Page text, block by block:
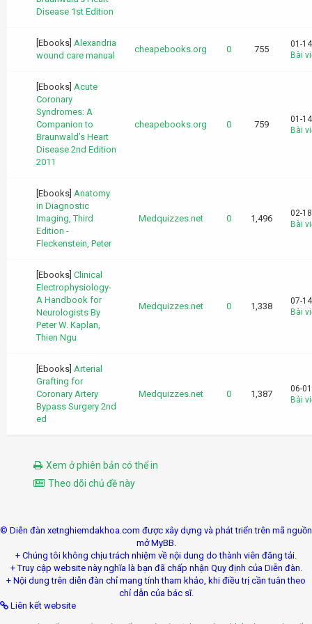
Disease 1st Edition
[Ebooks] Alexandria
wound care manual
cheapebooks.org 0 755
01-
Bài
[Ebooks] Acute
Coronary
Syndromes: A
Companion to
Braunwald’s Heart
Disease 2nd Edition
2011
cheapebooks.org 0 759
01-
Bài
[Ebooks] Anatomy
in Diagnostic
Imaging, Third
Edition -
Fleckenstein, Peter
Medquizzes.net 0 1,496
02-
Bài
[Ebooks] Clinical
Electrophysiology-
A Handbook for
Neurologists By
Peter W. Kaplan,
Thien Ngu
Medquizzes.net 0 1,338
07-
Bài
[Ebooks] Arterial
Grafting for
Coronary Artery
Bypass Surgery 2nd
ed
Medquizzes.net 0 1,387
06-
Bài
Xem ở phiên bản có thể in
Theo dõi chủ đề này
© Diễn đàn xetnghiemdakhoa.com được xây dựng và phát triển trên mã nguồn
mở MyBB.
+ Chúng tôi không chịu trách nhiệm về nội dung do thành viên đăng tải.
+ Truy cập website này nghĩa là bạn đã chấp nhận Quy định của Diễn đàn.
+ Nội dung trên diễn đàn chỉ mang tính tham khảo, khi điều trị cần tuân theo
chỉ dẫn của bác sĩ.
Liên kết website